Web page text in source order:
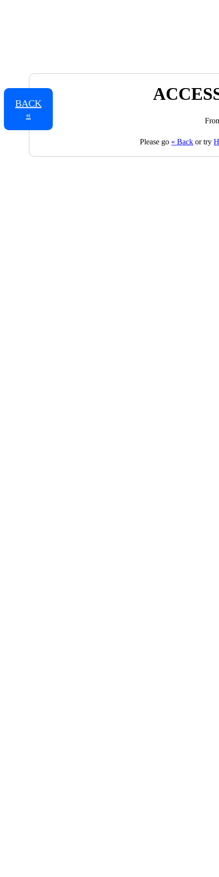
BACK
«
Please go « Back or try